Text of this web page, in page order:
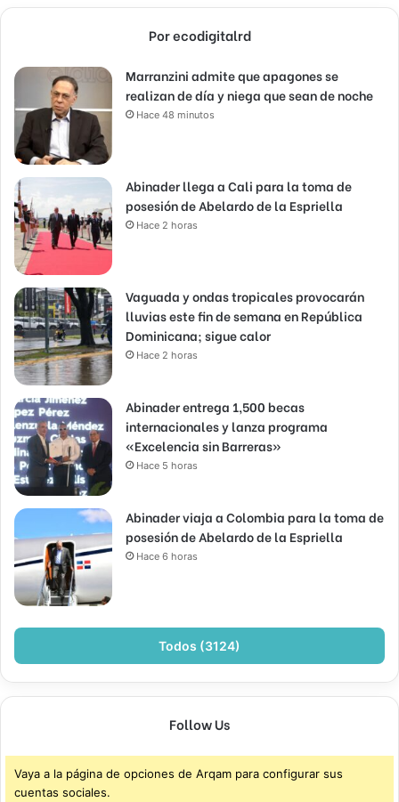
Por ecodigitalrd
Marranzini admite que apagones se
realizan de día y niega que sean de noche
Hace 48 minutos
Abinader llega a Cali para la toma de
posesión de Abelardo de la Espriella
Hace 2 horas
Vaguada y ondas tropicales provocarán
lluvias este fin de semana en República
Dominicana; sigue calor
Hace 2 horas
Abinader entrega 1,500 becas
internacionales y lanza programa
«Excelencia sin Barreras»
Hace 5 horas
Abinader viaja a Colombia para la toma de
posesión de Abelardo de la Espriella
Hace 6 horas
Todos (3124)
Follow Us
Vaya a la página de opciones de Arqam para configurar sus
cuentas sociales.